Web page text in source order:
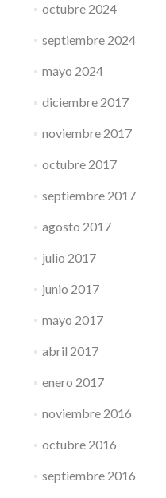
octubre 2024
septiembre 2024
mayo 2024
diciembre 2017
noviembre 2017
octubre 2017
septiembre 2017
agosto 2017
julio 2017
junio 2017
mayo 2017
abril 2017
enero 2017
noviembre 2016
octubre 2016
septiembre 2016